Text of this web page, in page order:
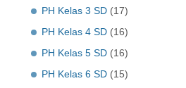
PH Kelas 3 SD (17)
PH Kelas 4 SD (16)
PH Kelas 5 SD (16)
PH Kelas 6 SD (15)